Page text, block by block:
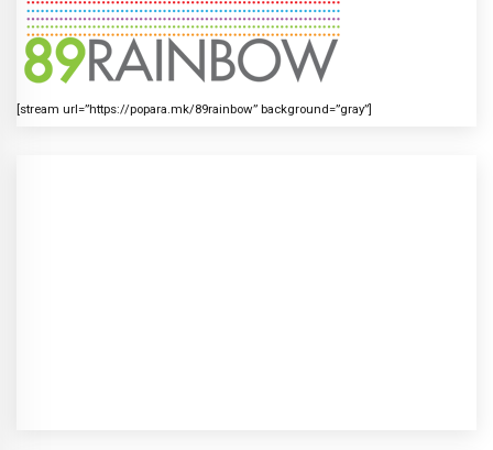
[stream url=”https://popara.mk/89rainbow” background=”gray”]